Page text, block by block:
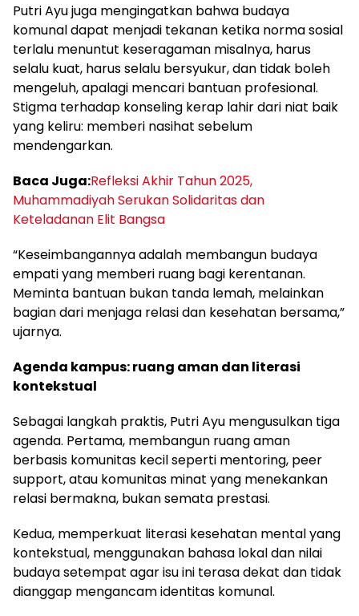
Putri Ayu juga mengingatkan bahwa budaya
komunal dapat menjadi tekanan ketika norma sosial
terlalu menuntut keseragaman misalnya, harus
selalu kuat, harus selalu bersyukur, dan tidak boleh
mengeluh, apalagi mencari bantuan profesional.
Stigma terhadap konseling kerap lahir dari niat baik
yang keliru: memberi nasihat sebelum
mendengarkan.
Baca Juga:Refleksi Akhir Tahun 2025,
Muhammadiyah Serukan Solidaritas dan
Keteladanan Elit Bangsa
“Keseimbangannya adalah membangun budaya
empati yang memberi ruang bagi kerentanan.
Meminta bantuan bukan tanda lemah, melainkan
bagian dari menjaga relasi dan kesehatan bersama,”
ujarnya.
Agenda kampus: ruang aman dan literasi
kontekstual
Sebagai langkah praktis, Putri Ayu mengusulkan tiga
agenda. Pertama, membangun ruang aman
berbasis komunitas kecil seperti mentoring, peer
support, atau komunitas minat yang menekankan
relasi bermakna, bukan semata prestasi.
Kedua, memperkuat literasi kesehatan mental yang
kontekstual, menggunakan bahasa lokal dan nilai
budaya setempat agar isu ini terasa dekat dan tidak
dianggap mengancam identitas komunal.